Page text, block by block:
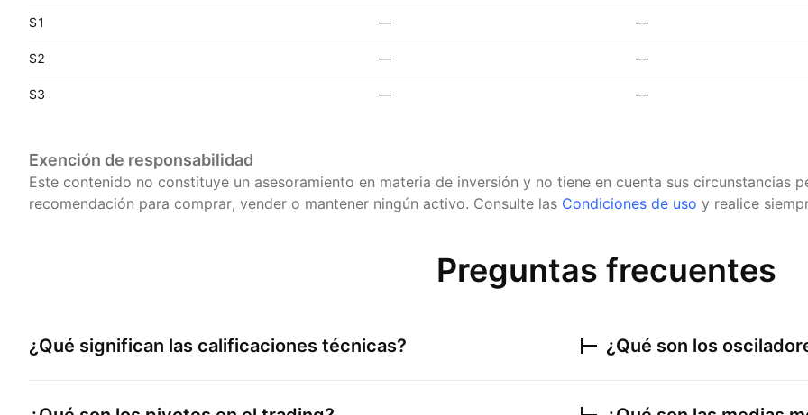
S1 — —
S2 — —
S3 — —
Exención de responsabilidad
Este contenido no constituye un asesoramiento en materia de inversión y no tiene en cuenta sus circunstancias
recomendación para comprar, vender o mantener ningún activo. Consulte las Condiciones de uso y realice
Preguntas frecuentes
¿Qué significan las calificaciones técnicas? ¿Qué son los